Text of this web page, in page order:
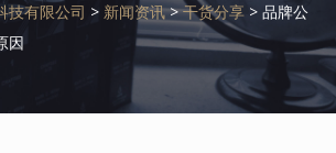
技有限公司 > 新闻资讯>干货分享 > 品牌公
因